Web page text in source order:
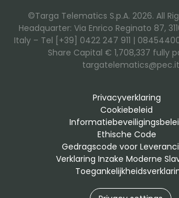
©Targa Telematics S.p.A. 2026. All
Headquarter: Via Enrico Reginato 87,
Italy – Tel [+39] 0422 247 911 |
Share Capital € 1,708,337 fully
targatelematics@pec.it
Privacyverklaring
Cookiebeleid
Ethische Code
Gedragscode voor
Verklaring Inzake Moderne